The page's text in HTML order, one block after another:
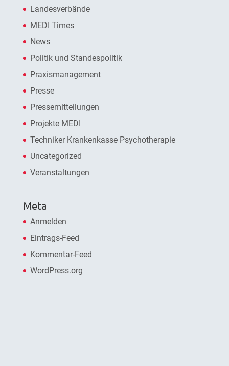
Landesverbände
MEDI Times
News
Politik und Standespolitik
Praxismanagement
Presse
Pressemitteilungen
Projekte MEDI
Techniker Krankenkasse Psychotherapie
Uncategorized
Veranstaltungen
Meta
Anmelden
Eintrags-Feed
Kommentar-Feed
WordPress.org